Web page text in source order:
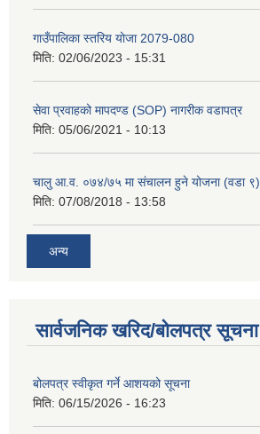
गाउँपालिका स्तरिय योजा 2079-080
मिति: 02/06/2023 - 15:31
सेवा प्रवाहको मापदण्ड (SOP) नागरीक वडापत्र
मिति: 05/06/2021 - 10:13
चालु आ.व. ०७४/७५ मा संचालन हुने योजना (वडा ९)
मिति: 07/08/2018 - 13:58
अन्य
सार्वजनिक खरिद/बोलपत्र सूचना
बोलपत्र स्वीकृत गर्ने आशयको सूचना
मिति: 06/15/2026 - 16:23